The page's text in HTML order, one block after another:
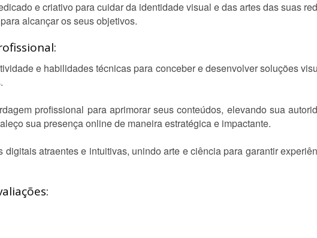
e criativo para cuidar da identidade visual e das artes das suas
alcançar os seus objetivos.
e habilidades técnicas para conceber e desenvolver soluções
profissional para aprimorar seus conteúdos, elevando sua
sua presença online de maneira estratégica e impactante.
digitais atraentes e intuitivas, unindo arte e ciência para garantir